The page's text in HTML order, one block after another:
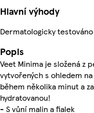
Hlavní výhody
Dermatologicky testováno
Popis
Veet Minima je složená z
vytvořených s ohledem
během několika minut a
hydratovanou!
- S vůní malin a fialek